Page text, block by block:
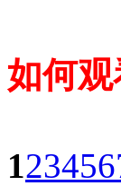
如何观
123456